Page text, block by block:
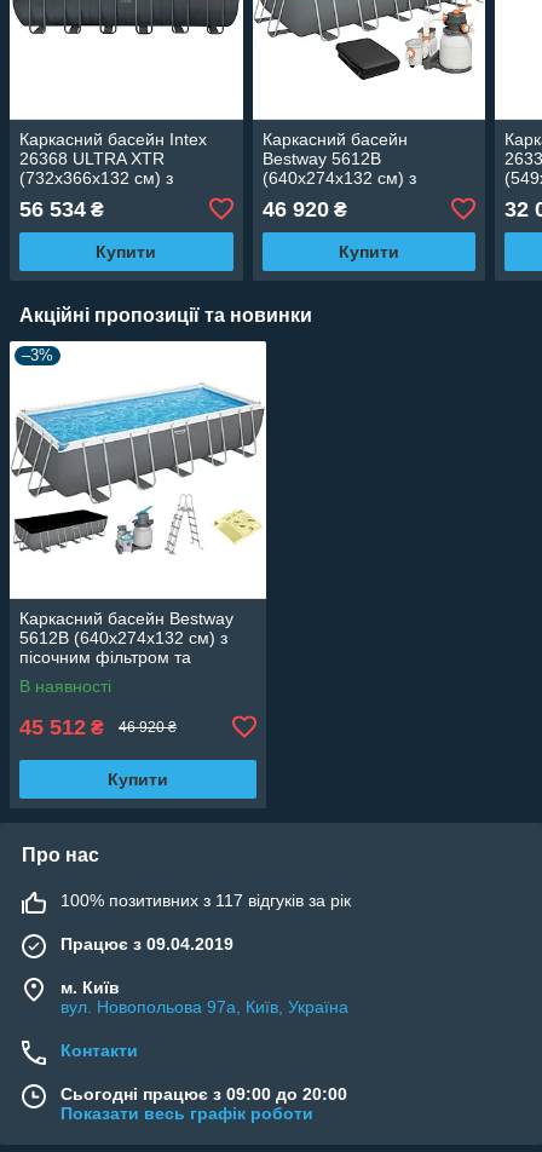
Каркасний басейн Intex
26368 ULTRA XTR
(732х366х132 см) з
драбиною та тентом
56 534 ₴
Купити
Каркасний басейн
Bestway 5612B
(640х274х132 см) з
драбиною та тентом
46 920₴
Купити
32
Акційні пропозиції та новинки
–3%
Каркасний басейн Bestway
5612B (640х274х132 см) з
пісочним фільтром та
драбиною, уцінка
В наявності
45 512 ₴ 46 920 ₴
Купити
Про нас
100% позитивних з 117 відгуків за рік
Працює з 09.04.2019
м. Київ
вул. Новопольова 97а, Київ, Україна
Контакти
Сьогодні працює з 09:00 до 20:00
Показати весь графік роботи